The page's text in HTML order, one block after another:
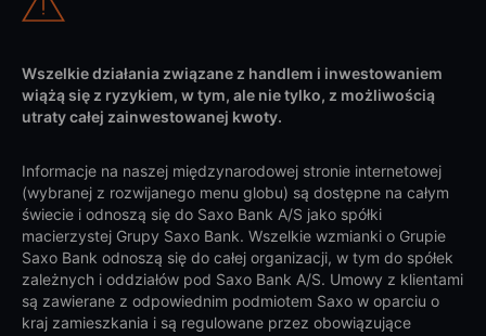
Wszelkie działania związane z handlem i inwestowaniem
wiążą się z ryzykiem, w tym, ale nie tylko, z możliwością
utraty całej zainwestowanej kwoty.
Informacje na naszej międzynarodowej stronie internetowej
(wybranej z rozwijanego menu globu) są dostępne na całym
świecie i odnoszą się do Saxo Bank A/S jako spółki
macierzystej Grupy Saxo Bank. Wszelkie wzmianki o Grupie
Saxo Bank odnoszą się do całej organizacji, w tym do spółek
zależnych i oddziałów pod Saxo Bank A/S. Umowy z klientami
są zawierane z odpowiednim podmiotem Saxo w oparciu o
kraj zamieszkania i są regulowane przez obowiązujące